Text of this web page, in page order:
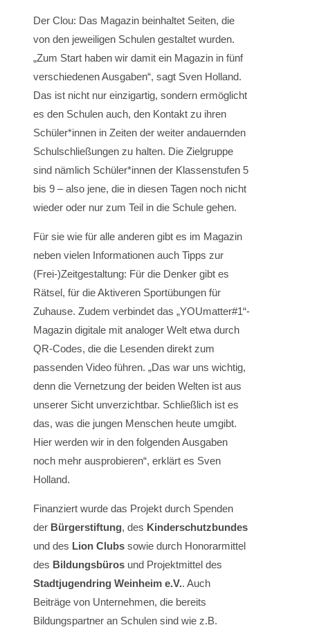
Der Clou: Das Magazin beinhaltet Seiten, die
von den jeweiligen Schulen gestaltet wurden.
„Zum Start haben wir damit ein Magazin in fünf
verschiedenen Ausgaben“, sagt Sven Holland.
Das ist nicht nur einzigartig, sondern ermöglicht
es den Schulen auch, den Kontakt zu ihren
Schüler*innen in Zeiten der weiter andauernden
Schulschließungen zu halten. Die Zielgruppe
sind nämlich Schüler*innen der Klassenstufen 5
bis 9 – also jene, die in diesen Tagen noch nicht
wieder oder nur zum Teil in die Schule gehen.
Für sie wie für alle anderen gibt es im Magazin
neben vielen Informationen auch Tipps zur
(Frei-)Zeitgestaltung: Für die Denker gibt es
Rätsel, für die Aktiveren Sportübungen für
Zuhause. Zudem verbindet das „YOUmatter#1“-
Magazin digitale mit analoger Welt etwa durch
QR-Codes, die die Lesenden direkt zum
passenden Video führen. „Das war uns wichtig,
denn die Vernetzung der beiden Welten ist aus
unserer Sicht unverzichtbar. Schließlich ist es
das, was die jungen Menschen heute umgibt.
Hier werden wir in den folgenden Ausgaben
noch mehr ausprobieren“, erklärt es Sven
Holland.
Finanziert wurde das Projekt durch Spenden
der Bürgerstiftung, des Kinderschutzbundes
und des Lion Clubssowie durch Honorarmittel
des Bildungsbürosund Projektmittel des
Stadtjugendring Weinheim e.V.. Auch
Beiträge von Unternehmen, die bereits
Bildungspartner an Schulen sind wie z.B.